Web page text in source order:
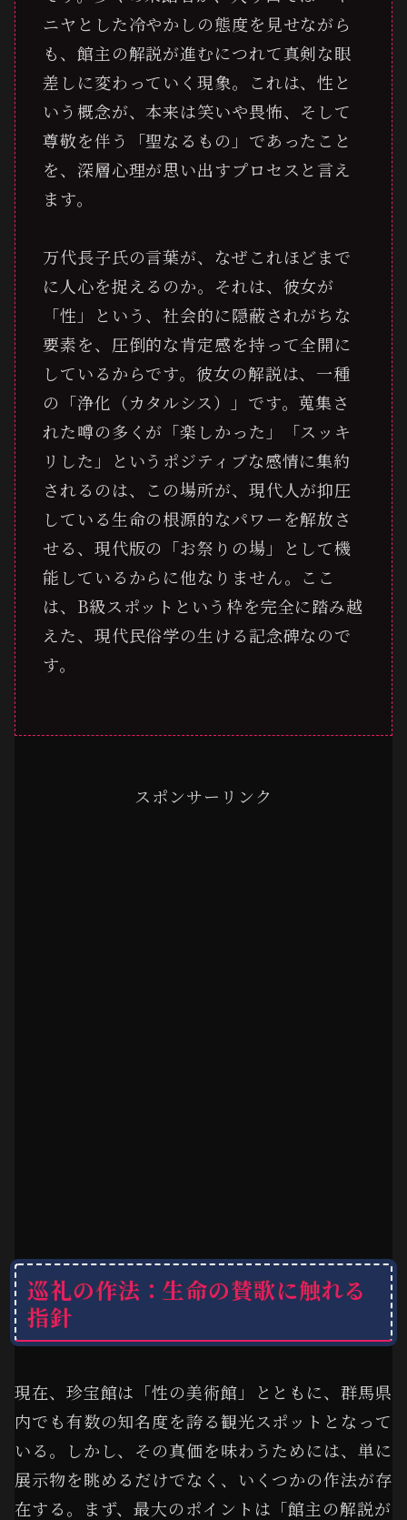
ニヤとした冷やかしの態度を見せながら
も、館主の解説が進むにつれて真剣な眼
差しに変わっていく現象。これは、性と
いう概念が、本来は笑いや畏怖、そして
尊敬を伴う「聖なるもの」であったこと
を、深層心理が思い出すプロセスと言え
ます。
万代長子氏の言葉が、なぜこれほどまで
に人心を捉えるのか。それは、彼女が
「性」という、社会的に隠蔽されがちな
要素を、圧倒的な肯定感を持って全開に
しているからです。彼女の解説は、一種
の「浄化（カタルシス）」です。蒐集さ
れた噂の多くが「楽しかった」「スッキ
リした」というポジティブな感情に集約
されるのは、この場所が、現代人が抑圧
している生命の根源的なパワーを解放さ
せる、現代版の「お祭りの場」として機
能しているからに他なりません。ここ
は、B級スポットという枠を完全に踏み越
えた、現代民俗学の生ける記念碑なので
す。
スポンサーリンク
巡礼の作法：生命の賛歌に触れる
指針
現在、珍宝館は「性の美術館」とともに、群馬県
内でも有数の知名度を誇る観光スポットとなって
いる。しかし、その真価を味わうためには、単に
展示物を眺めるだけでなく、いくつかの作法が存
在する。まず、最大のポイントは「館主の解説が